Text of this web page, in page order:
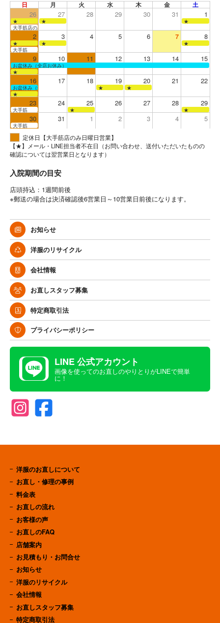
日 月 火 水 木 金 土
26 27 28 29 30 31 1
★ ★
★
大手筋店のみ営業
2 3 4 5 6 7 8
★ ★
★
大手筋
9 10 11 12 13 14 15
お盆休み（全店お休み）
★
16 17 18 19 20 21 22
お盆休み（全店お休み） ★
★
★
23 24 25 26 27 28 29
大手筋 ★ ★
30 31 1 2 3 4 5
大手筋
定休日【大手筋店のみ日曜日営業】
【★】メール・LINE担当者不在日（お問い合わせ、送付いただいたものの
確認については翌営業日となります）
入院期間の目安
店頭持込：1週間前後
※郵送の場合は決済確認後6営業日～10営業日前後になります。
お知らせ
洋服のリサイクル
会社情報
お直しスタッフ募集
特定商取引法
プライバシーポリシー
LINE 公式アカウント
画像を使ってのお直しのやりとりがLINEで簡単
に！
洋服のお直しについて
お直し・修理の事例
料金表
お直しの流れ
お客様の声
お直しのFAQ
店舗案内
お見積もり・お問合せ
お知らせ
洋服のリサイクル
会社情報
お直しスタッフ募集
特定商取引法